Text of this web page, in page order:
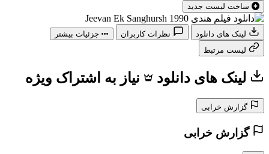
جزئیات بیشتر
لینک های دانلود نیاز به اشتراک ویژه
گزارش خرابی
گزارش خرابی